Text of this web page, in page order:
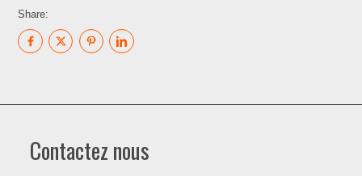
Share:
Contactez nous